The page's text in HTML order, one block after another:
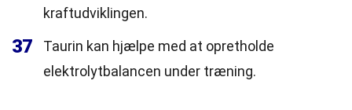
kraftudviklingen.
37
Taurin kan hjælpe med at opretholde
elektrolytbalancen under træning.